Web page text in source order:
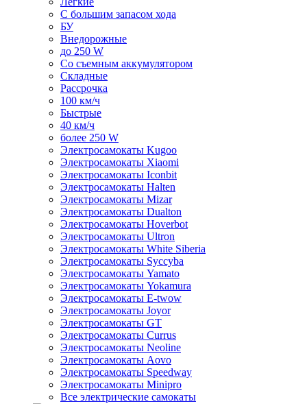
С большим запасом хода
БУ
Внедорожные
до 250 W
Со съемным аккумулятором
Складные
Рассрочка
100 км/ч
Быстрые
40 км/ч
более 250 W
Электросамокаты Kugoo
Электросамокаты Xiaomi
Электросамокаты Iconbit
Электросамокаты Halten
Электросамокаты Mizar
Электросамокаты Dualton
Электросамокаты Hoverbot
Электросамокаты Ultron
Электросамокаты White Siberia
Электросамокаты Syccyba
Электросамокаты Yamato
Электросамокаты Yokamura
Электросамокаты E-twow
Электросамокаты Joyor
Электросамокаты GT
Электросамокаты Currus
Электросамокаты Neoline
Электросамокаты Aovo
Электросамокаты Speedway
Электросамокаты Minipro
Все электрические самокаты